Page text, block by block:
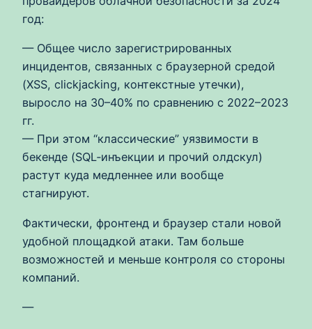
год:
— Общее число зарегистрированных
инцидентов, связанных с браузерной средой
(XSS, clickjacking, контекстные утечки),
выросло на 30–40% по сравнению с 2022–2023
гг.
— При этом “классические” уязвимости в
бекенде (SQL‑инъекции и прочий олдскул)
растут куда медленнее или вообще
стагнируют.
Фактически, фронтенд и браузер стали новой
удобной площадкой атаки. Там больше
возможностей и меньше контроля со стороны
компаний.
—